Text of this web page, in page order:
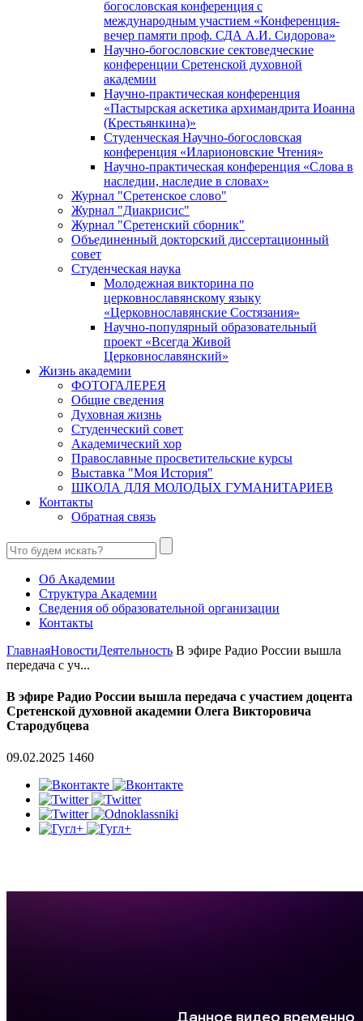
богословская конференция с
международным участием «Конференция-
вечер памяти проф. СДА А.И. Сидорова»
Научно-богословские сектоведческие
конференции Сретенской духовной
академии
Научно-практическая конференция
«Пастырская аскетика архимандрита Иоанна
(Крестьянкина)»
Студенческая Научно-богословская
конференция «Иларионовские Чтения»
Научно-практическая конференция «Cлова в
наследии, наследие в словах»
Журнал "Сретенское слово"
Журнал "Диакрисис"
Журнал "Сретенский сборник"
Объединенный докторский диссертационный
совет
Студенческая наука
Молодежная викторина по
церковнославянскому языку
«Церковнославянские Состязания»
Научно-популярный образовательный
проект «Всегда Живой
Церковнославянский»
Жизнь академии
ФОТОГАЛЕРЕЯ
Общие сведения
Духовная жизнь
Студенческий совет
Академический хор
Православные просветительские курсы
Выставка "Моя История"
ШКОЛА ДЛЯ МОЛОДЫХ ГУМАНИТАРИЕВ
Контакты
Обратная связь
Об Академии
Структура Академии
Сведения об образовательной организации
Контакты
ГлавнаяНовостиДеятельность В эфире Радио России вышла
передача с уч...
В эфире Радио России вышла передача с участием доцента
Сретенской духовной академии Олега Викторовича
Стародубцева
09.02.2025 1460